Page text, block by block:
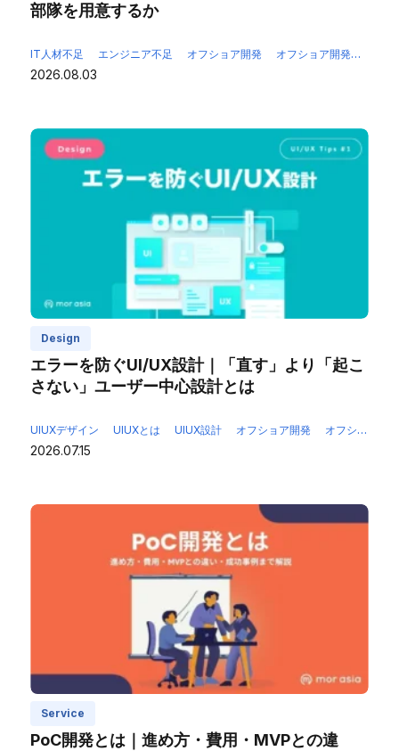
部隊を用意するか
IT人材不足 エンジニア不足 オフショア開発 オフショア開発ベトナム
2026.08.03
Design
エラーを防ぐUI/UX設計｜「直す」より「起こ
さない」ユーザー中心設計とは
UIUXデザイン UIUXとは UIUX設計 オフショア開発 オフショア開発デザイン
2026.07.15
Service
PoC開発とは｜進め方・費用・MVPとの違